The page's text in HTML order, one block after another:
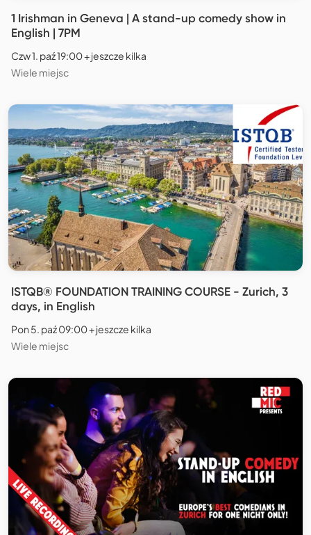
1 Irishman in Geneva | A stand-up comedy show in
English | 7PM
Czw 1. paź 19:00 + jeszcze kilka
Wiele miejsc
ISTQB® FOUNDATION TRAINING COURSE - Zurich, 3
days, in English
Pon 5. paź 09:00 + jeszcze kilka
Wiele miejsc